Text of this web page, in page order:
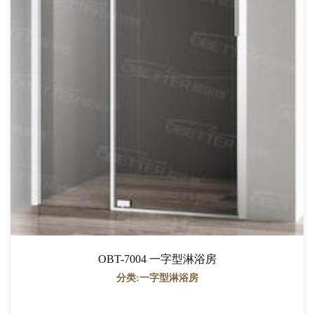
OBT-7004 一字型淋浴房
分类:一字型淋浴房